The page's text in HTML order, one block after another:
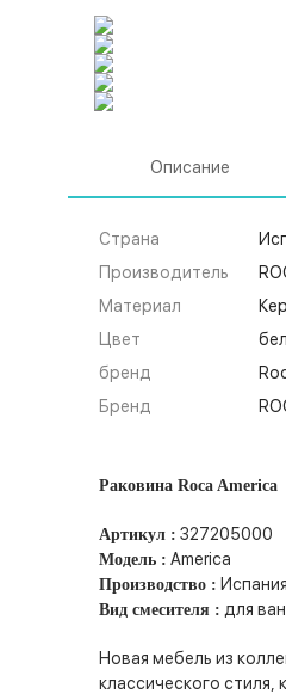
Описание
Страна
Производитель
Материал
Цвет
бренд
Бренд
Раковина Roca America
Артикул : 327205000
Модель : America
Производство : Испания
Вид смесителя : для
Новая мебель из
классического стиля,